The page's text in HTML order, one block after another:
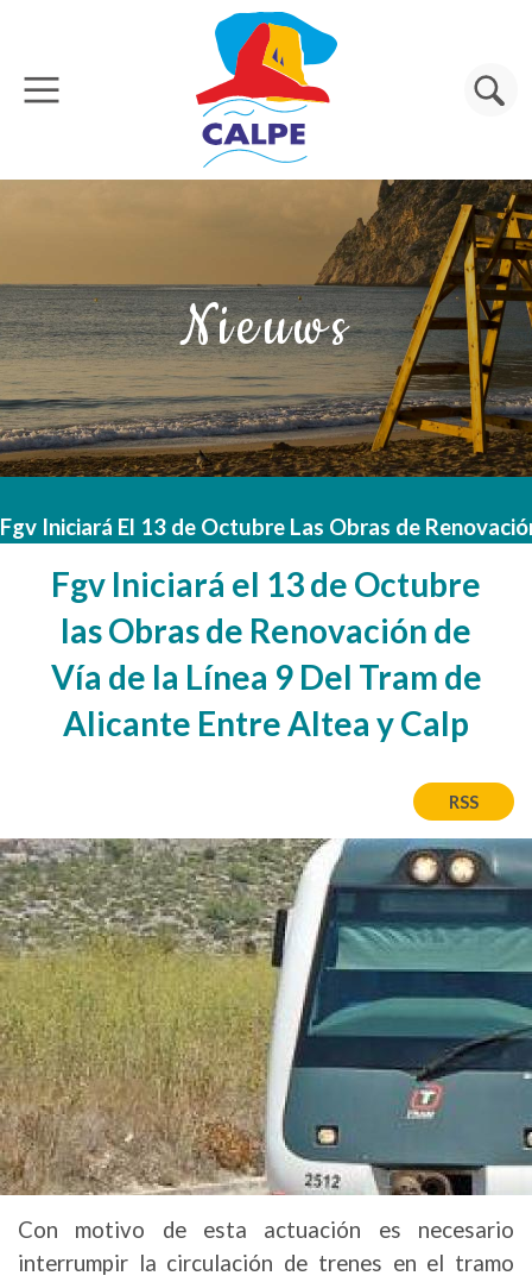
Overslaan en naar de inhoud gaan
Zoeken
Nieuws
Fgv Iniciará El 13 de Octubre Las Obras de
Fgv Iniciará el 13 de Octubre
las Obras de Renovación de
Vía de la Línea 9 Del Tram de
Alicante Entre Altea y Calp
RSS
Afbeelding
Con motivo de esta actuación es necesario
interrumpir la circulación de trenes en el tramo